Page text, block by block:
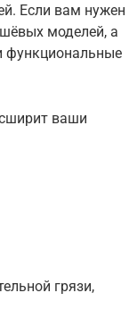
Если вам нужен
моделей, а
функциональные
ваши
грязи,